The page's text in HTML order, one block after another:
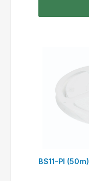
BS11-PI (50m)